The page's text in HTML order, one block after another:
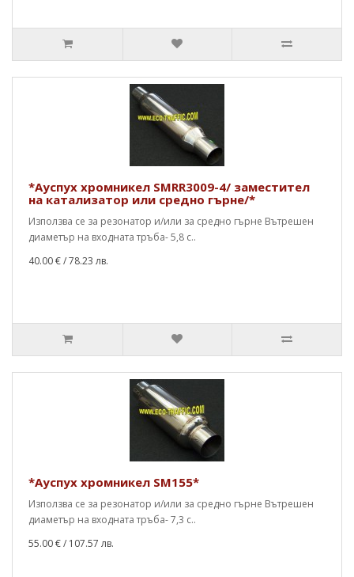
*Ауспух хромникел SMRR3009-4/ заместител
на катализатор или средно гърне/*
Използва се за резонатор и/или за средно гърне Вътрешен
диаметър на входната тръба- 5,8 с..
40.00 €/ 78.23 лв.
*Ауспух хромникел SM155*
Използва се за резонатор и/или за средно гърне Вътрешен
диаметър на входната тръба- 7,3 с..
55.00 €/ 107.57 лв.